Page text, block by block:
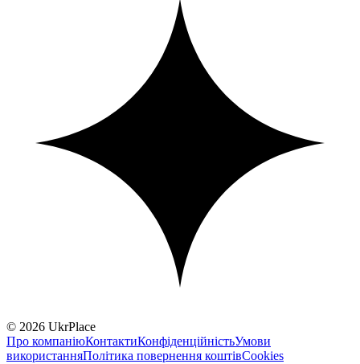
© 2026 UkrPlace
Про компаніюКонтактиКонфіденційністьУмови
використанняПолітика повернення коштівCookies